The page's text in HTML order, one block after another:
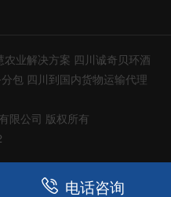
农业解决方案 四川诚奇贝环酒
包 四川到国内货物运输代理
限公司 版权所有
电话咨询